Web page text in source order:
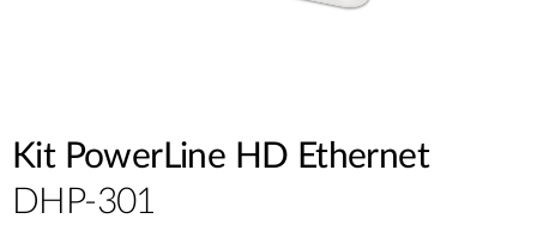
Kit PowerLine HD Ethernet
DHP-301